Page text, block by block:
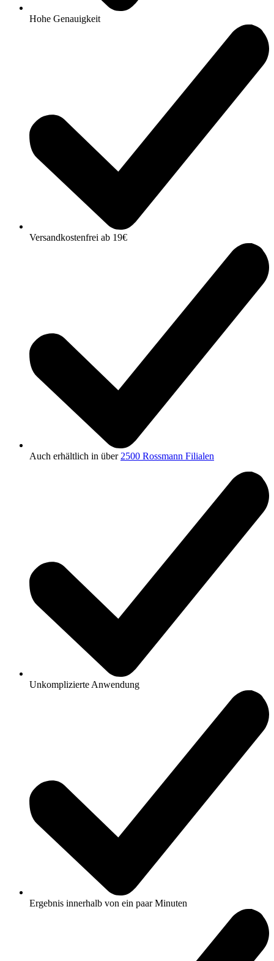
Hohe Genauigkeit
Versandkostenfrei ab 19€
Auch erhältlich in über 2500 Rossmann Filialen
Unkomplizierte Anwendung
Ergebnis innerhalb von ein paar Minuten